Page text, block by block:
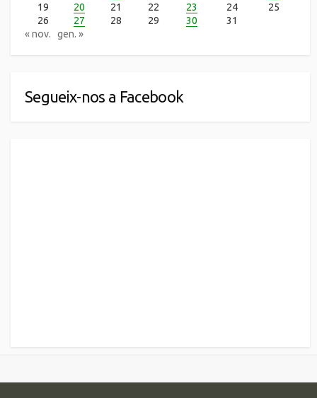
19
20 21 22 23 24
25
26
27 28 29 30
31
« nov.
gen. »
Segueix-nos a Facebook